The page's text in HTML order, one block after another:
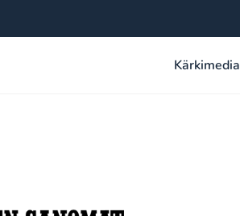
Kärkimedia